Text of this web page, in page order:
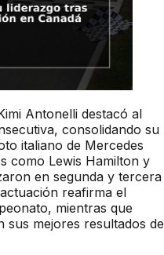
Antonelli destacó al
consolidando su
italiano de Mercedes
como Lewis Hamilton y
en segunda y tercera
reafirma el
mientras que
mejores resultados de